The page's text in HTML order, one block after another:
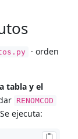
· orden
tabla y el
RENOMCOD
ejecuta: